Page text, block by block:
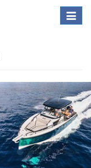
Toggle